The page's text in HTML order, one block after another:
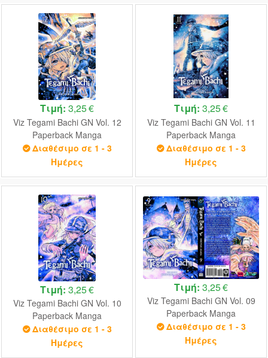
Τιμή: 3,25 €
Viz Tegami Bachi GN Vol. 12
Paperback Manga
Διαθέσιμο σε 1 - 3
Ημέρες
Τιμή: 3,25 €
Viz Tegami Bachi GN Vol. 11
Paperback Manga
Διαθέσιμο σε 1 - 3
Ημέρες
Τιμή: 3,25 €
Viz Tegami Bachi GN Vol. 10
Paperback Manga
Διαθέσιμο σε 1 - 3
Ημέρες
Τιμή: 3,25 €
Viz Tegami Bachi GN Vol. 09
Paperback Manga
Διαθέσιμο σε 1 - 3
Ημέρες